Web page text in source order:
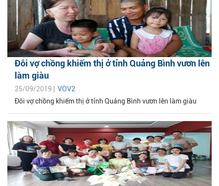
Đôi vợ chồng khiếm thị ở tỉnh Quảng Bình vươn lên
làm giàu
25/09/2019 | VOV2
Đôi vợ chồng khiếm thị ở tỉnh Quảng Bình vươn lên làm giàu